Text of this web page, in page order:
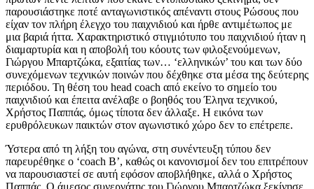
παρουσιάστηκε ποτέ ανταγωνιστικός απέναντι στους Ρώσους που
είχαν τον πλήρη έλεγχο του παιχνιδιού και ήρθε αντιμέτωπος με
μια βαριά ήττα. Χαρακτηριστικό στιγμιότυπο του παιχνιδιού ήταν η
διαμαρτυρία και η αποβολή του κόουτς των φιλοξενούμενων,
Γιώργου Μπαρτζώκα, εξαιτίας των… ‘ελληνικών’ του και των δύο
συνεχόμενων τεχνικών ποινών που δέχθηκε στα μέσα της δεύτερης
περιόδου. Τη θέση του head coach από εκείνο το σημείο του
παιχνιδιού και έπειτα ανέλαβε ο βοηθός του Έληνα τεχνικού,
Χρήστος Παππάς, όμως τίποτα δεν άλλαξε. Η εικόνα των
ερυθρόλευκων παικτών στον αγωνιστικό χώρο δεν το επέτρεπε.
Ύστερα από τη λήξη του αγώνα, στη συνέντευξη τύπου δεν
παρευρέθηκε ο ‘coach B’, καθώς οι κανονισμοί δεν του επιτρέπουν
να παρουσιαστεί σε αυτή εφόσον αποβλήθηκε, αλλά ο Χρήστος
Παππάς. Ο άμεσος συνεργάτης του Γιώργου Μπαρτζώκα ξεκίνησε